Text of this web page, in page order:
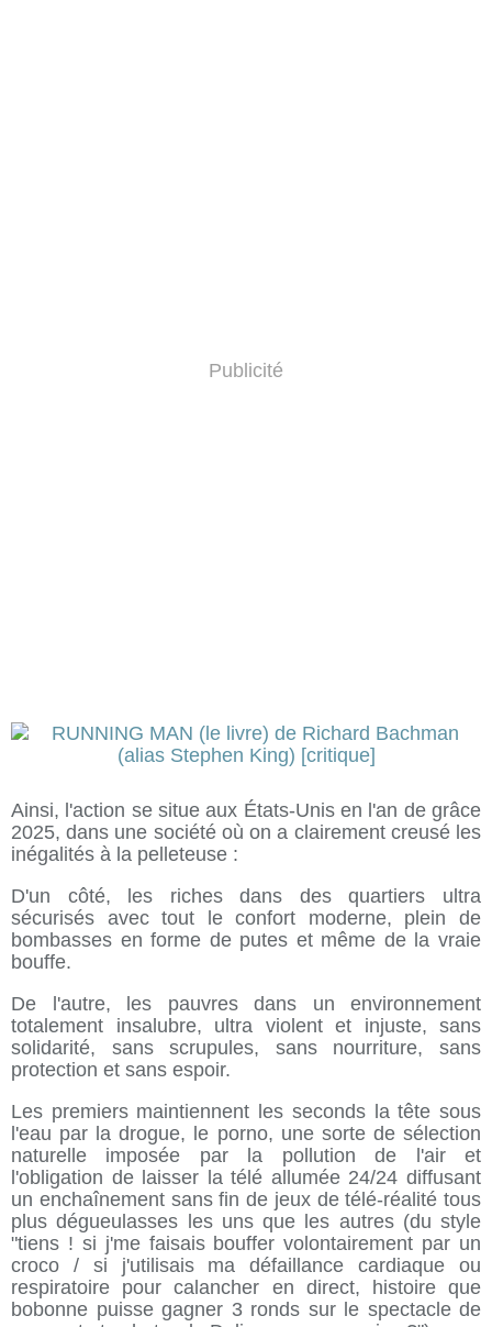
Publicité
Ainsi, l'action se situe aux États-Unis en l'an de grâce
2025, dans une société où on a clairement creusé les
inégalités à la pelleteuse :
D'un côté, les riches dans des quartiers ultra
sécurisés avec tout le confort moderne, plein de
bombasses en forme de putes et même de la vraie
bouffe.
De l'autre, les pauvres dans un environnement
totalement insalubre, ultra violent et injuste, sans
solidarité, sans scrupules, sans nourriture, sans
protection et sans espoir.
Les premiers maintiennent les seconds la tête sous
l'eau par la drogue, le porno, une sorte de sélection
naturelle imposée par la pollution de l'air et
l'obligation de laisser la télé allumée 24/24 diffusant
un enchaînement sans fin de jeux de télé-réalité tous
plus dégueulasses les uns que les autres (du style
"tiens ! si j'me faisais bouffer volontairement par un
croco / si j'utilisais ma défaillance cardiaque ou
respiratoire pour calancher en direct, histoire que
bobonne puisse gagner 3 ronds sur le spectacle de